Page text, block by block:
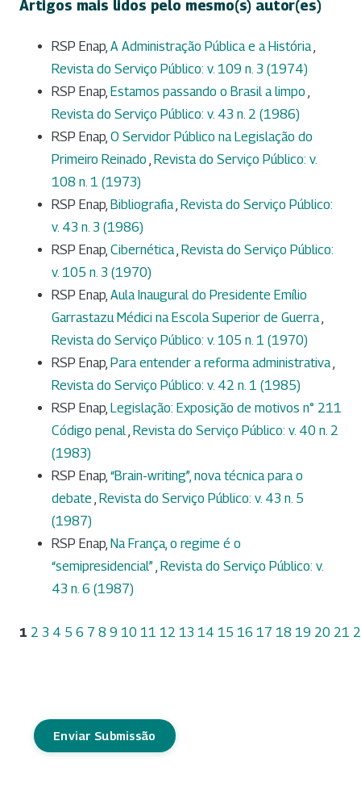
Artigos mais lidos pelo mesmo(s) autor(es)
RSP Enap, A Administração Pública e a História,
Revista do Serviço Público: v. 109 n. 3 (1974)
RSP Enap, Estamos passando o Brasil a limpo ,
Revista do Serviço Público: v. 43 n. 2 (1986)
RSP Enap, O Servidor Público na Legislação do
Primeiro Reinado , Revista do Serviço Público: v.
108 n. 1 (1973)
RSP Enap, Bibliografia, Revista do Serviço Público:
v. 43 n. 3 (1986)
RSP Enap, Cibernética, Revista do Serviço Público:
v. 105 n. 3 (1970)
RSP Enap, Aula Inaugural do Presidente Emílio
Garrastazu Médici na Escola Superior de Guerra,
Revista do Serviço Público: v. 105 n. 1 (1970)
RSP Enap, Para entender a reforma administrativa,
Revista do Serviço Público: v. 42 n. 1 (1985)
RSP Enap, Legislação: Exposição de motivos n° 211
Código penal, Revista do Serviço Público: v. 40 n. 2
(1983)
RSP Enap, “Brain-writing”, nova técnica para o
debate , Revista do Serviço Público: v. 43 n. 5
(1987)
RSP Enap, Na França, o regime é o
“semipresidencial” , Revista do Serviço Público: v.
43 n. 6 (1987)
1 2 3 4 5 6 7 8 9 10 11 12 13 14 15 16 17 18 19 20 21
Enviar Submissão